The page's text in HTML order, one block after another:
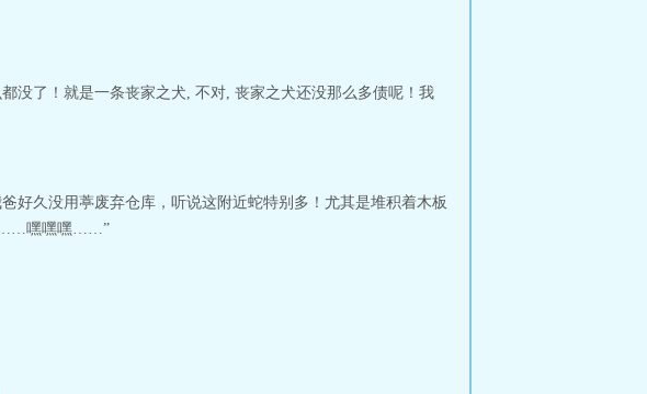
没了！就是一条丧家之犬, 不对, 丧家之犬还没那么多债呢！我
好久没用葶废弃仓库，听说这附近蛇特别多！尤其是堆积着木板
……嘿嘿嘿……”